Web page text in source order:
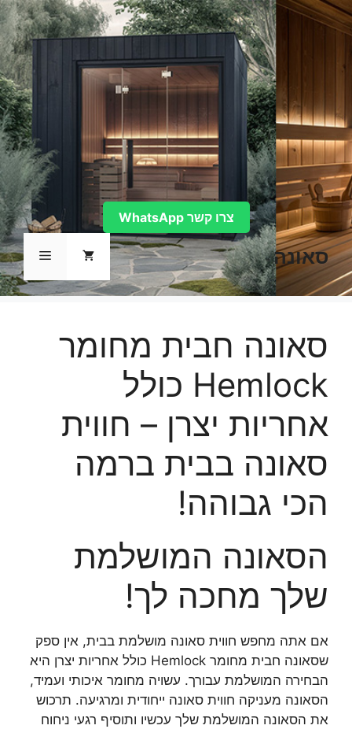
לדלג
לתוכן
סאונה תפריט
צרו קשר WhatsApp
סאונה חבית מחומר
Hemlock כולל
אחריות יצרן – חווית
סאונה בבית ברמה
הכי גבוהה!
הסאונה המושלמת
שלך מחכה לך!
אם אתה מחפש חווית סאונה מושלמת בבית, אין ספק
שסאונה חבית מחומר Hemlock כולל אחריות יצרן היא
הבחירה המושלמת עבורך. עשויה מחומר איכותי ועמיד,
הסאונה מעניקה חווית סאונה ייחודית ומרגיעה. תרכוש
את הסאונה המושלמת שלך עכשיו ותוסיף רגעי ניחוח